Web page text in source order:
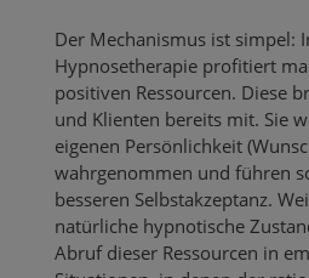
Der Mechanismus ist simpel:
Hypnosetherapie profitiert
positiven Ressourcen. Diese
und Klienten bereits mit. Sie
eigenen Persönlichkeit
wahrgenommen und führen
besseren Selbstakzeptanz.
natürliche hypnotische
Abruf dieser Ressourcen in